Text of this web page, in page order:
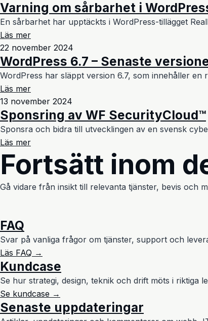
Varning om sårbarhet i
En sårbarhet har upptäckts i WordPress-tillägget
Läs mer
22 november 2024
WordPress 6.7 – Senaste
WordPress har släppt version 6.7, som innehåller
Läs mer
13 november 2024
Sponsring av WF SecurityCloud™
Sponsra och bidra till utvecklingen av en svensk
Läs mer
Fortsätt inom
Gå vidare från insikt till relevanta tjänster, bevis och
FAQ
Svar på vanliga frågor om tjänster, support och
Läs FAQ →
Kundcase
Se hur strategi, design, teknik och drift möts i riktiga
Se kundcase →
Senaste uppdateringar